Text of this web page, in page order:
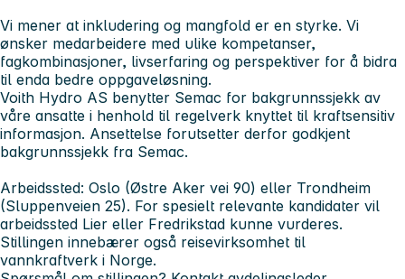
Vi mener at inkludering og mangfold er en styrke. Vi
ønsker medarbeidere med ulike kompetanser,
fagkombinasjoner, livserfaring og perspektiver for å bidra
til enda bedre oppgaveløsning.
Voith Hydro AS benytter Semac for bakgrunnssjekk av
våre ansatte i henhold til regelverk knyttet til kraftsensitiv
informasjon. Ansettelse forutsetter derfor godkjent
bakgrunnssjekk fra Semac.
Arbeidssted: Oslo (Østre Aker vei 90) eller Trondheim
(Sluppenveien 25). For spesielt relevante kandidater vil
arbeidssted Lier eller Fredrikstad kunne vurderes.
Stillingen innebærer også reisevirksomhet til
vannkraftverk i Norge.